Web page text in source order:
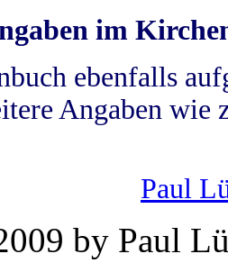
im
ebenfalls
Angaben wie
Paul
by Paul